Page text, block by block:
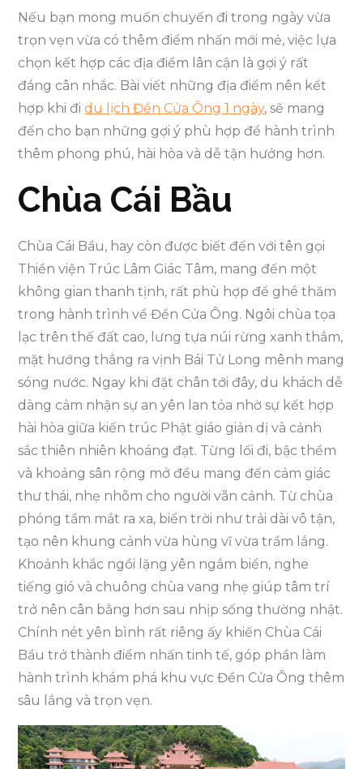
Nếu bạn mong muốn chuyến đi trong ngày vừa
trọn vẹn vừa có thêm điểm nhấn mới mẻ, việc lựa
chọn kết hợp các địa điểm lân cận là gợi ý rất
đáng cân nhắc. Bài viết những địa điểm nên kết
hợp khi đidu lịch Đền Cửa Ông 1 ngày, sẽ mang
đến cho bạn những gợi ý phù hợp để hành trình
thêm phong phú, hài hòa và dễ tận hưởng hơn.
Chùa Cái Bầu
Chùa Cái Bầu, hay còn được biết đến với tên gọi
Thiền viện Trúc Lâm Giác Tâm, mang đến một
không gian thanh tịnh, rất phù hợp để ghé thăm
trong hành trình về Đền Cửa Ông. Ngôi chùa tọa
lạc trên thế đất cao, lưng tựa núi rừng xanh thẳm,
mặt hướng thẳng ra vịnh Bái Tử Long mênh mang
sóng nước. Ngay khi đặt chân tới đây, du khách dễ
dàng cảm nhận sự an yên lan tỏa nhờ sự kết hợp
hài hòa giữa kiến trúc Phật giáo giản dị và cảnh
sắc thiên nhiên khoáng đạt. Từng lối đi, bậc thềm
và khoảng sân rộng mở đều mang đến cảm giác
thư thái, nhẹ nhõm cho người vãn cảnh. Từ chùa
phóng tầm mắt ra xa, biển trời như trải dài vô tận,
tạo nên khung cảnh vừa hùng vĩ vừa trầm lắng.
Khoảnh khắc ngồi lặng yên ngắm biển, nghe
tiếng gió và chuông chùa vang nhẹ giúp tâm trí
trở nên cân bằng hơn sau nhịp sống thường nhật.
Chính nét yên bình rất riêng ấy khiến Chùa Cái
Bầu trở thành điểm nhấn tinh tế, góp phần làm
hành trình khám phá khu vực Đền Cửa Ông thêm
sâu lắng và trọn vẹn.